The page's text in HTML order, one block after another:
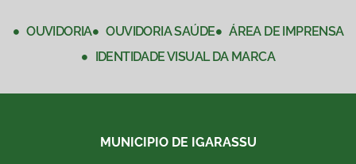
OUVIDORIA OUVIDORIA SAÚDE
ÁREA DE IMPRENSA
IDENTIDADE VISUAL DA MARCA
MUNICIPIO DE IGARASSU